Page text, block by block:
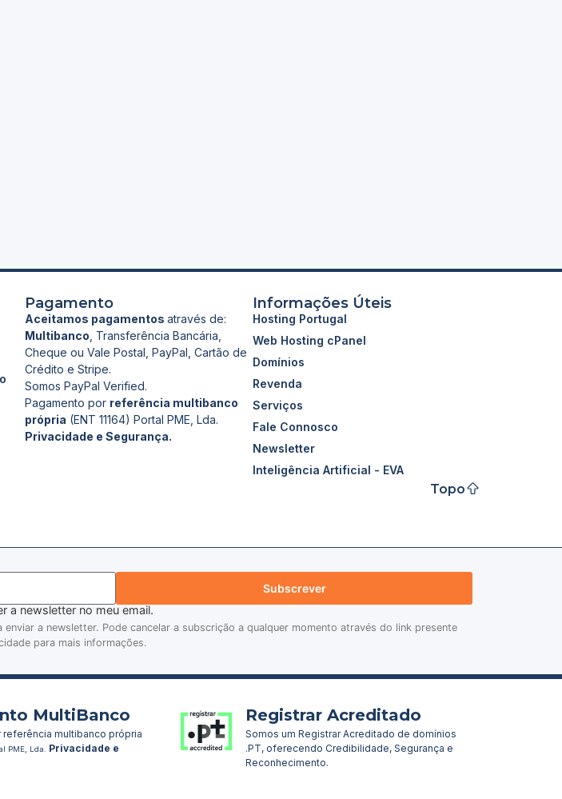
Pagamento
Aceitamos pagamentos através de:
Multibanco , Transferência Bancária,
Cheque ou Vale Postal, PayPal, Cartão de
Crédito e Stripe.
Somos PayPal Verified.
Pagamento por referência multibanco
própria (ENT 11164) Portal PME, Lda.
Privacidade e Segurança.
Informações Úteis
Hosting Portugal
Web Hosting cPanel
Domínios
Revenda
Serviços
Fale Connosco
Newsletter
Inteligência Artificial - EVA
Topo
Subscrever
a newsletter no meu email.
a newsletter. Pode cancelar a subscrição a qualquer momento através do link presente
para mais informações.
MultiBanco
referência multibanco própria
PME, Lda. Privacidade e
Registrar Acreditado
Somos um Registrar Acreditado de domínios
.PT, oferecendo Credibilidade, Segurança e
Reconhecimento.